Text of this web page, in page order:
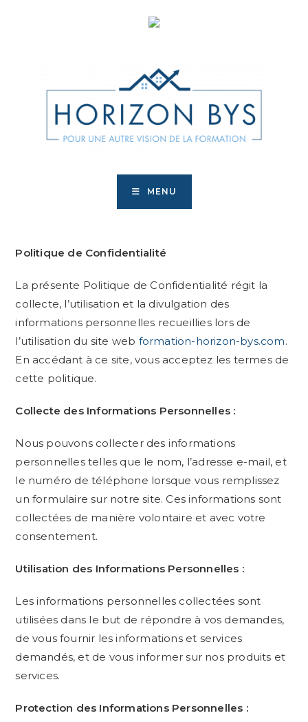
MENU
Politique de Confidentialité
La présente Politique de Confidentialité régit la
collecte, l’utilisation et la divulgation des
informations personnelles recueillies lors de
l’utilisation du site web formation-horizon-bys.com.
En accédant à ce site, vous acceptez les termes de
cette politique.
Collecte des Informations Personnelles :
Nous pouvons collecter des informations
personnelles telles que le nom, l’adresse e-mail, et
le numéro de téléphone lorsque vous remplissez
un formulaire sur notre site. Ces informations sont
collectées de manière volontaire et avec votre
consentement.
Utilisation des Informations Personnelles :
Les informations personnelles collectées sont
utilisées dans le but de répondre à vos demandes,
de vous fournir les informations et services
demandés, et de vous informer sur nos produits et
services.
Protection des Informations Personnelles :